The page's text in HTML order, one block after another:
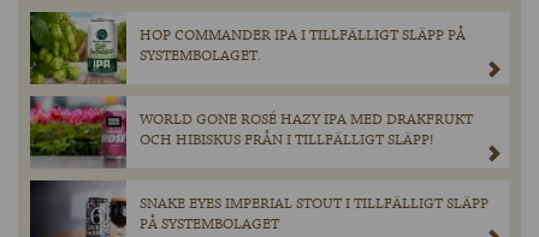
HOP COMMANDER IPA I TILLFÄLLIGT SLÄPP PÅ
SYSTEMBOLAGET.
WORLD GONE ROSÉ HAZY IPA MED DRAKFRUKT
OCH HIBISKUS FRÅN I TILLFÄLLIGT SLÄPP!
SNAKE EYES IMPERIAL STOUT I TILLFÄLLIGT SLÄPP
PÅ SYSTEMBOLAGET